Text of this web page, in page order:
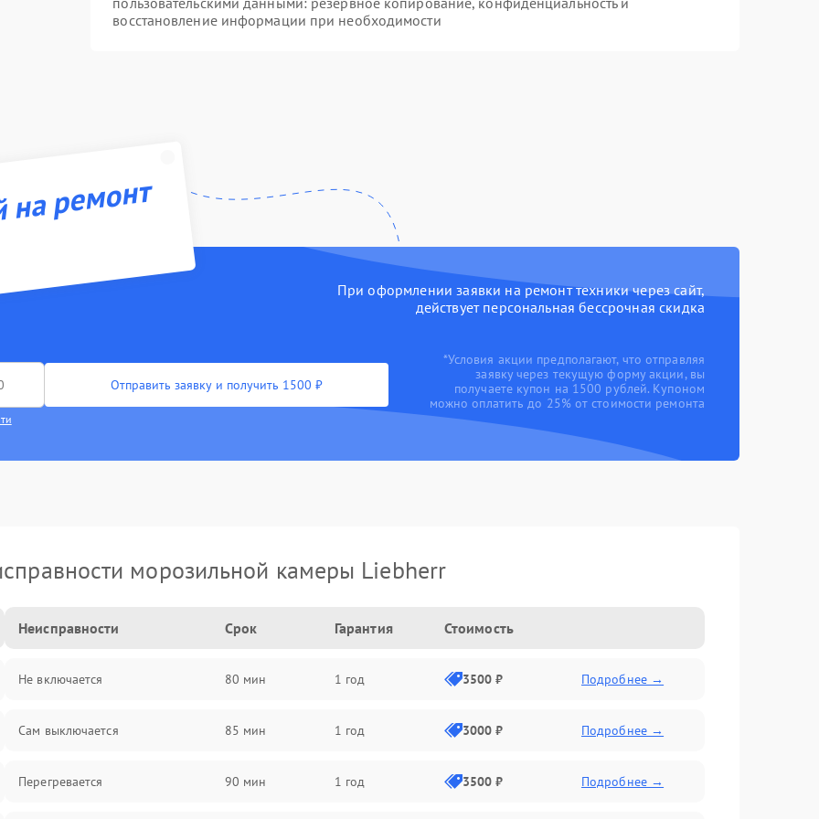
восстановление информации при необходимости
ремонт
При оформлении заявки на ремонт техники через сайт,
действует персональная бессрочная скидка
Отправить заявку и получить 1500 ₽
*Условия акции предполагают, что отправляя
заявку через текущую форму акции, вы
получаете купон на 1500 рублей. Купоном
можно оплатить до 25% от стоимости ремонта
морозильной камеры Liebherr
Неисправности Срок Гарантия Стоимость
Не включается 80 мин 1 год 3500 ₽ Подробнее →
Сам выключается 85 мин 1 год 3000 ₽ Подробнее →
Перегревается 90 мин 1 год 3500 ₽ Подробнее →